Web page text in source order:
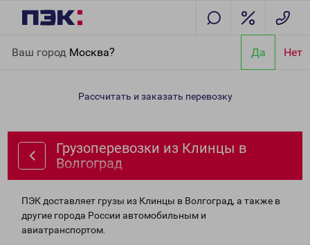
Ваш город Москва? Да Нет
Волгоград
Рассчитать и заказать перевозку
Грузоперевозки из Клинцы в
Волгоград
ПЭК доставляет грузы из Клинцы в Волгоград, а также в
другие города России автомобильным и
авиатранспортом.